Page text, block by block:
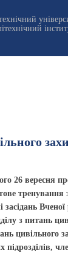
26 вересня
тренування
засідань
з питань
цивільного
підрозділів,